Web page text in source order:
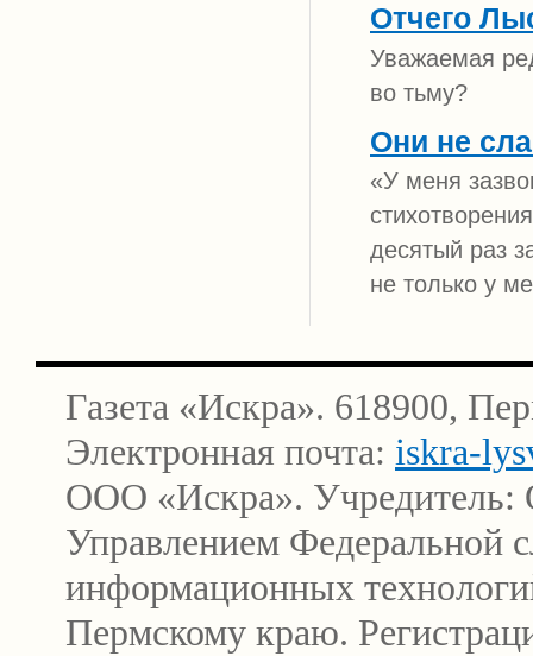
Отчего
Уважаемая
во тьму?
Они не
«У меня
десятый раз
не только у
Газета «Искра». 618900,
Электронная почта: iskra-
ООО «Искра». Учредитель:
Управлением Федеральной
информационных
Пермскому краю.